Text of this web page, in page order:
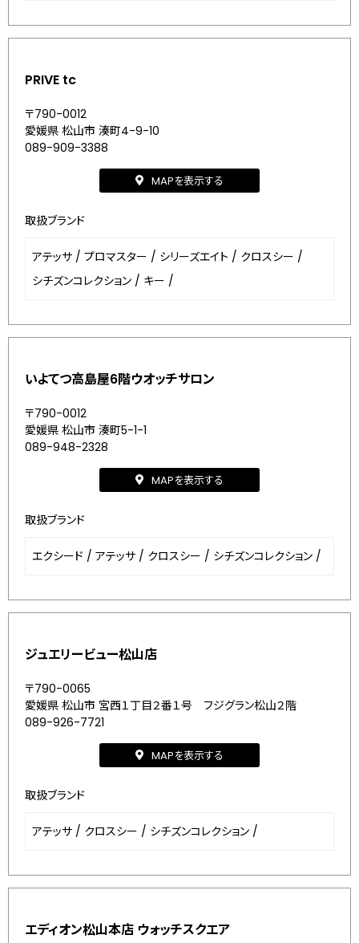
PRIVE tc
〒790-0012
愛媛県 松山市 湊町4-9-10
089-909-3388
MAPを表示する
取扱ブランド
アテッサ / プロマスター / シリーズエイト / クロスシー /
シチズンコレクション / キー /
いよてつ高島屋6階ウオッチサロン
〒790-0012
愛媛県 松山市 湊町5-1-1
089-948-2328
MAPを表示する
取扱ブランド
エクシード / アテッサ / クロスシー / シチズンコレクション /
ジュエリービュー松山店
〒790-0065
愛媛県 松山市 宮西１丁目２番１号 フジグラン松山２階
089-926-7721
MAPを表示する
取扱ブランド
アテッサ / クロスシー / シチズンコレクション /
エディオン松山本店 ウォッチスクエア